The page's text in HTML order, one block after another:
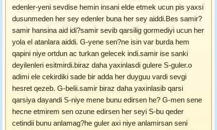
edenler-yeni sevdise hemin insani elde etmek ucun pis yaxsi
dusunmeden her sey edenler buna her sey aiddi.Bes samir?
samir hansina aid idi?samir sevib qarsilig gormediyi ucun her
yola el atanlara aiddi. G-yene sen?ne isin var burda hem
qapini niye ortdun ac turkan gelecek indi.samir ise sanki
deyilenleri esitmirdi.biraz daha yaxinlasdi gulere S-guler.o
adimi ele cekirdiki sade bir adda her duyguu vardi sevgi
hesret qezeb. G-belii.samir biraz daha yaxinlasib qarsi
qarsiya dayandi S-niye mene bunu edirsen he? G-men sene
hecne etmirem sen ozune edirsen her seyi S-bu qeder
cetindii bunu anlamag?he guler axi niye anlamirsan seni